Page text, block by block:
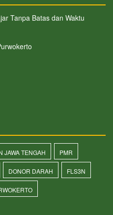
Tanpa Batas dan Waktu
JAWA TENGAH PMR
DONOR DARAH FLS3N